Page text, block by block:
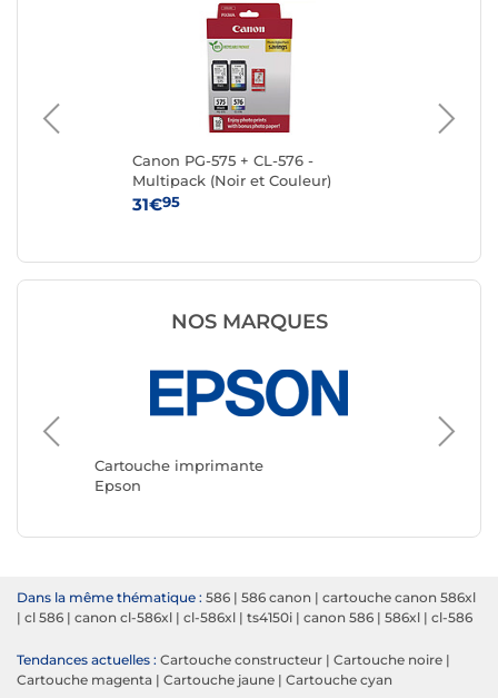
Canon PG-575 + CL-576 -
Multipack (Noir et Couleur)
31€95
NOS MARQUES
Cartouche imprimante
Epson
Dans la même thématique : 586 | 586 canon | cartouche canon 586xl
| cl 586 | canon cl-586xl | cl-586xl | ts4150i | canon 586 | 586xl | cl-586
Tendances actuelles : Cartouche constructeur | Cartouche noire |
Cartouche magenta | Cartouche jaune | Cartouche cyan